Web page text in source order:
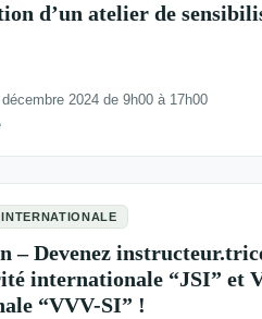
d’un atelier de
2024 de 9h00 à 17h00
– Devenez
internationale “JSI” et
“VVV-SI” !